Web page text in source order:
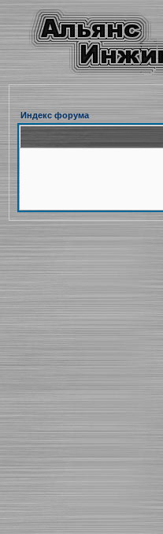
Индекс форума